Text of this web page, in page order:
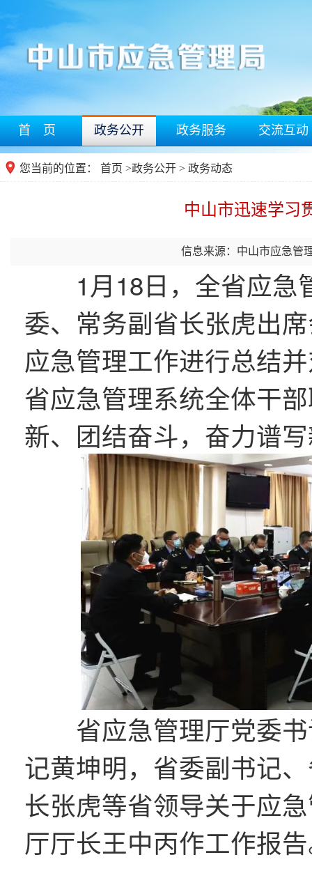
首 页 政务公开 政务服务 交流互动
您当前的位置： 首页 >政务公开 > 政务动态
中山市迅速学习
信息来源：中山市应急管
1月18日，全省应
委、常务副省长张虎出
应急管理工作进行总结
省应急管理系统全体干
新、团结奋斗，奋力谱
省应急管理厅党委书
记黄坤明，省委副书记
长张虎等省领导关于应
厅厅长王中丙作工作报